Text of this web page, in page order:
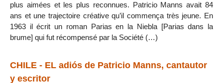
plus aimées et les plus reconnues. Patricio Manns avait 84
ans et une trajectoire créative qu’il commença très jeune. En
1963 il écrit un roman Parias en la Niebla [Parias dans la
brume] qui fut récompensé par la Société (…)
CHILE - EL adiós de Patricio Manns, cantautor
y escritor